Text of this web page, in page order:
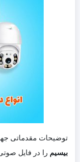
توضیحات مقدماتی
بیسیم را در فایل